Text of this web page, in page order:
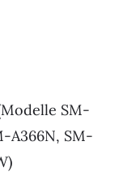
SM-
A366N, SM-